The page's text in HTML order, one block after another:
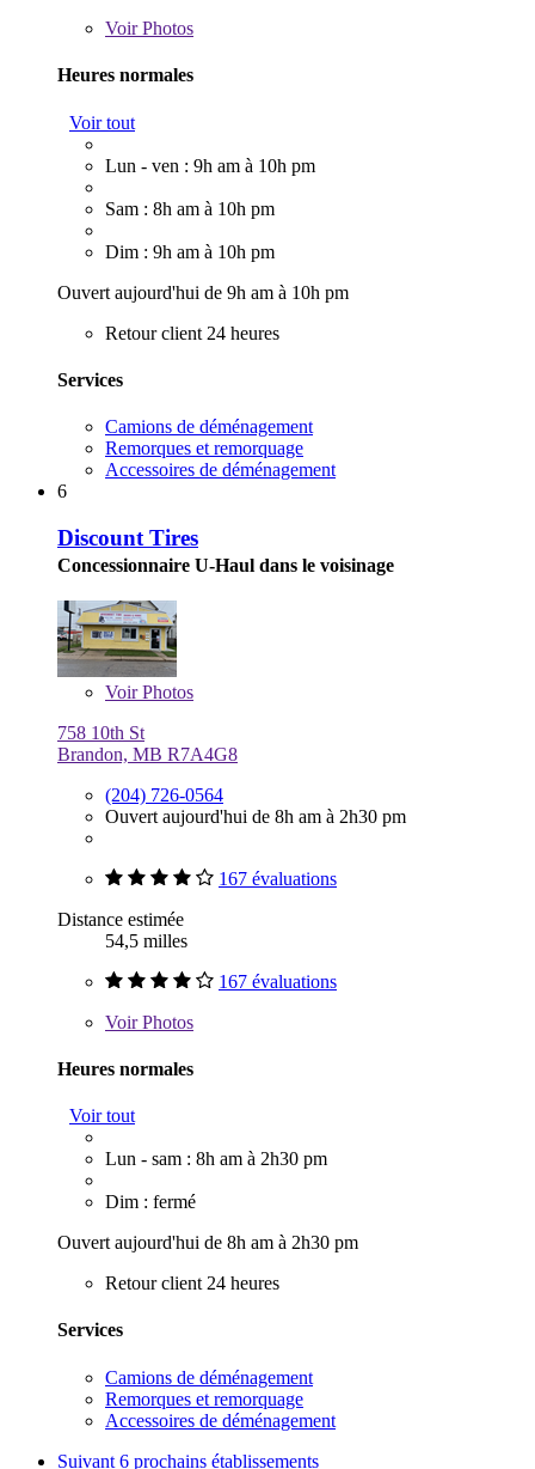
VoirPhotos
Heures normales
Voir tout
Lun - ven : 9h am à 10h pm
Sam : 8h am à 10h pm
Dim : 9h am à 10h pm
Ouvert aujourd'hui de 9h am à 10h pm
Retour client 24 heures
Services
Camions de déménagement
Remorques et remorquage
Accessoires de déménagement
6
Discount Tires
Concessionnaire U-Haul dans le voisinage
VoirPhotos
758 10th St
Brandon, MB R7A4G8
(204) 726-0564
Ouvert aujourd'hui de 8h am à 2h30 pm
167 évaluations
Distance estimée
54,5 milles
167 évaluations
VoirPhotos
Heures normales
Voir tout
Lun - sam : 8h am à 2h30 pm
Dim : fermé
Ouvert aujourd'hui de 8h am à 2h30 pm
Retour client 24 heures
Services
Camions de déménagement
Remorques et remorquage
Accessoires de déménagement
Suivant 6 prochains établissements